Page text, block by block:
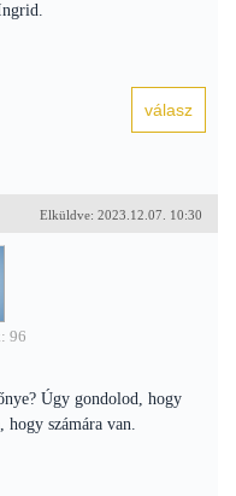
Elküldve: 2023.12.07. 10:30
96
Úgy gondolod, hogy
hogy számára van.